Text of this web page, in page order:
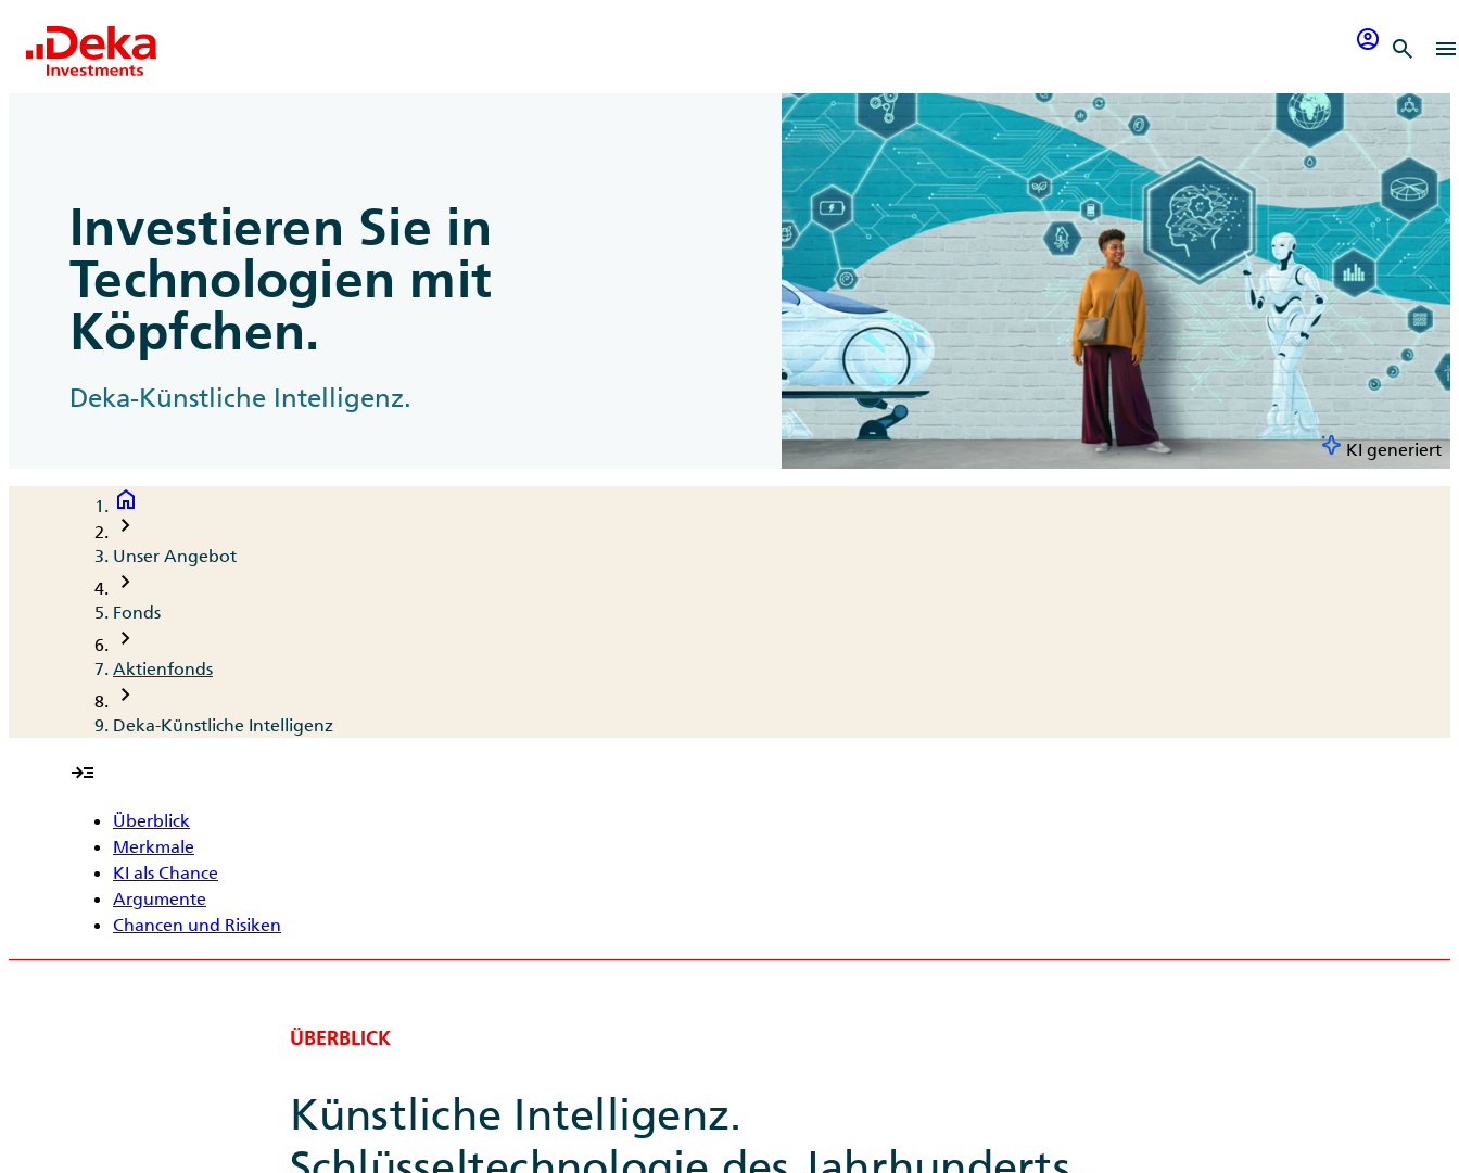
account_circle search menu
Investieren Sie in
Technologien mit
Köpfchen.
Deka-Künstliche Intelligenz.
KI generiert
Breadcrumb
home
chevron_right
Unser Angebot
chevron_right
Fonds
chevron_right
Aktienfonds
chevron_right
Deka-Künstliche Intelligenz
read_more
Überblick
Merkmale
KI als Chance
Argumente
Chancen und Risiken
ÜBERBLICK
Künstliche Intelligenz.